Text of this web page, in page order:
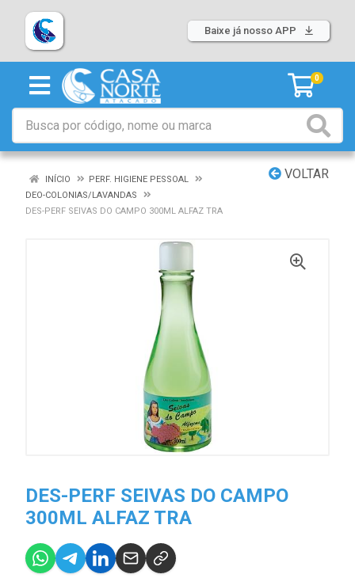
Baixe já nosso APP
0
VOLTAR
INÍCIO
PERF. HIGIENE PESSOAL
DEO-COLONIAS/LAVANDAS
DES-PERF SEIVAS DO CAMPO 300ML ALFAZ TRA
DES-PERF SEIVAS DO CAMPO
300ML ALFAZ TRA